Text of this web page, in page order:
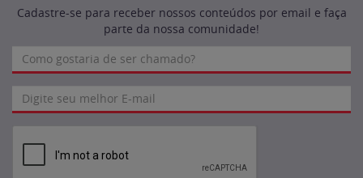
Cadastre-se para receber nossos conteúdos por email e faça
parte da nossa comunidade!